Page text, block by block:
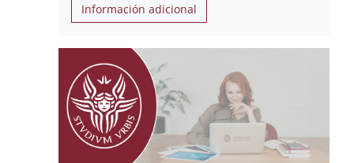
Información adicional